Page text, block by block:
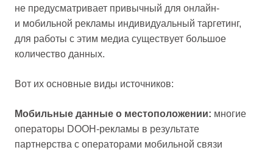
не предусматривает привычный для онлайн-
и мобильной рекламы индивидуальный таргетинг,
для работы с этим медиа существует большое
количество данных.
Вот их основные виды источников:
Мобильные данные о местоположении: многие
операторы DOOH-рекламы в результате
партнерства с операторами мобильной связи